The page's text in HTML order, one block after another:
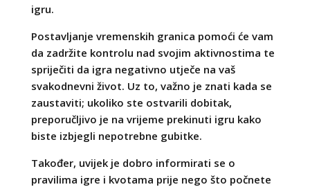
igru.
Postavljanje vremenskih granica pomoći će vam
da zadržite kontrolu nad svojim aktivnostima te
spriječiti da igra negativno utječe na vaš
svakodnevni život. Uz to, važno je znati kada se
zaustaviti; ukoliko ste ostvarili dobitak,
preporučljivo je na vrijeme prekinuti igru kako
biste izbjegli nepotrebne gubitke.
Također, uvijek je dobro informirati se o
pravilima igre i kvotama prije nego što počnete